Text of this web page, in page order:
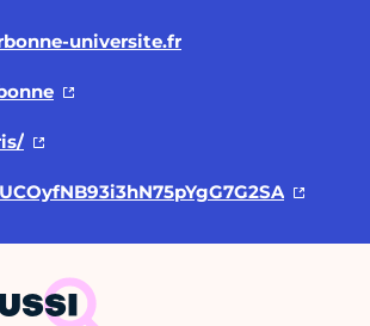
universite.fr